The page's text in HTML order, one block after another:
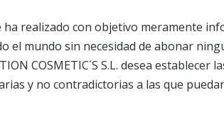
ha realizado con objetivo meramente
mundo sin necesidad de abonar
COSMETIC´S S.L. desea establecer
y no contradictorias a las que